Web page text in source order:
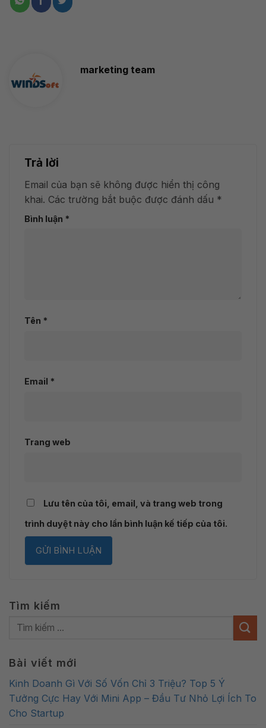
marketing team
Trả lời
Email của bạn sẽ không được hiển thị công
khai. Các trường bắt buộc được đánh dấu *
Bình luận *
Tên *
Email *
Trang web
Lưu tên của tôi, email, và trang web trong
trình duyệt này cho lần bình luận kế tiếp của tôi.
Tìm kiếm
Bài viết mới
Kinh Doanh Gì Với Số Vốn Chỉ 3 Triệu? Top 5 Ý
Tưởng Cực Hay Với Mini App – Đầu Tư Nhỏ Lợi Ích To
Cho Startup